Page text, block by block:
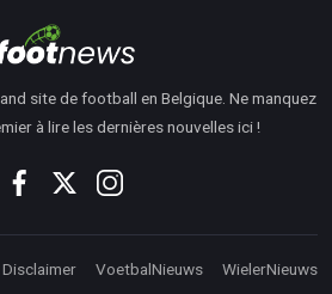
site de football en Belgique. Ne manquez
à lire les dernières nouvelles ici !
Disclaimer VoetbalNieuws WielerNieuws